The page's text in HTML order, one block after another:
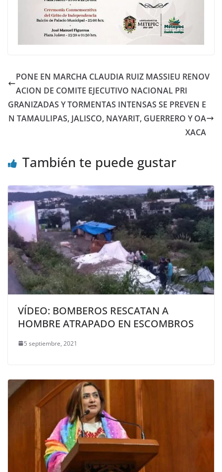
PONE EN MARCHA CLAUDIA RUIZ MASSIEU RENOV
ACION DE COMITE EJECUTIVO NACIONAL PRI
GRANIZADAS Y TORMENTAS INTENSAS SE PREVEN E
N TAMAULIPAS, JALISCO, NAYARIT, GUERRERO Y OA
XACA
También te puede gustar
VÍDEO: BOMBEROS RESCATAN A
HOMBRE ATRAPADO EN ESCOMBROS
5 septiembre, 2021